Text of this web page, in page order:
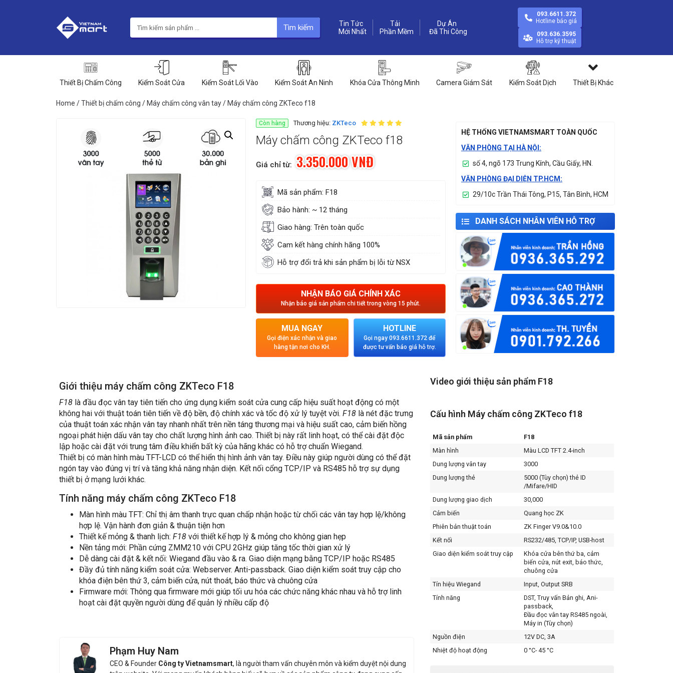
Tìm kiếm
Tin Tức
Phần Mềm
Dự Án
093.6611.372
Hotline báo giá
093.636.3595
Hỗ trợ kỹ thuật
Thiết Bị Chấm Công Kiểm Soát Cửa Kiểm Soát Lối Vào Kiểm Soát An Ninh Khóa Cửa Thông Minh Camera Giám Sát Kiểm Soát Dịch Thiết Bị Khác
Home /Thiết bị chấm công / Máy chấm công vân tay/ Máy chấm công ZKTeco f18
Còn hàng Thương hiệu: ZKTeco
Máy chấm công ZKTeco f18
3.350.000VNĐ
Mã sản phẩm: F18
Bảo hành: ~ 12 tháng
Giao hàng: Trên toàn quốc
Cam kết hàng chính hãng 100%
Hỗ trợ đổi trả khi sản phẩm bị lỗi từ NSX
NHẬN BÁO GIÁ CHÍNH XÁC
Nhận báo giá sản phẩm chi tiết trong vòng 15 phút.
MUA NGAY
Gọi điện xác nhận và giao
hàng tận nơi cho KH.
HOTLINE
Gọi ngay 093.6611.372 để
được tư vấn báo giá hỗ trợ.
HỆ THỐNG VIETNAMSMART TOÀN QUỐC
VĂN PHÒNG TẠI HÀ NỘI:
số 4, ngõ 173 Trung Kính, Cầu Giấy, HN.
VĂN PHÒNG ĐẠI DIỆN TP.HCM:
29/10c Trần Thái Tông, P15, Tân Bình, HCM
DANH SÁCH NHÂN VIÊN HỖ TRỢ
Giới thiệu máy chấm công ZKTeco F18
F18 là đầu đọc vân tay tiên tiến cho ứng dụng kiểm soát cửa cung cấp hiệu suất hoạt động có một
không hai với thuật toán tiên tiến về độ bền, độ chính xác và tốc độ xử lý tuyệt vời. F18 là nét đặc trưng
của thuật toán xác nhận vân tay nhanh nhất trên nền táng thương mại và hiệu suất cao, cảm biến hồng
ngoại phát hiện dấu vân tay cho chất lượng hình ảnh cao. Thiết bị này rất linh hoạt, có thể cài đặt độc
lập hoặc cài đặt với trung tâm điều khiển bất kỳ của hãng khác có hỗ trợ chuẩn Wiegand.
Thiết bị có màn hình màu TFT-LCD có thể hiển thị hình ảnh vân tay. Điều này giúp người dùng có thể đặt
ngón tay vào đúng vị trí và tăng khả năng nhận diện. Kết nối cổng TCP/IP và RS485 hỗ trợ sự dụng
thiết bị ở mạng lưới khác.
Tính năng máy chấm công ZKTeco F18
Màn hình màu TFT: Chỉ thị âm thanh trực quan chấp nhận hoặc từ chối các vân tay hợp lệ/không
hợp lệ. Vận hành đơn giản & thuận tiện hơn
Thiết kế mỏng & thanh lịch: F18 với thiết kế hợp lý & mỏng cho không gian hẹp
Nền tảng mới: Phần cứng ZMM210 với CPU 2GHz giúp tăng tốc thời gian xử lý
Dễ dàng cài đặt & kết nối: Wiegand đầu vào & ra. Giao diện mạng bằng TCP/IP hoặc RS485
Đầy đủ tính năng kiểm soát cửa: Webserver. Anti-passback. Giao diện kiểm soát truy cập cho
khóa điện bên thứ 3, cảm biến cửa, nút thoát, báo thức và chuông cửa
Firmware mới: Thông qua firmware mới giúp tối ưu hóa các chức năng khác nhau và hỗ trợ linh
hoạt cài đặt quyền người dùng để quản lý nhiều cấp độ
Phạm Huy Nam
CEO & Founder Công ty Vietnamsmart, là người tham vấn chuyên môn và kiểm duyệt nội dung
Video giới thiệu sản phẩm F18
Cấu hình Máy chấm công ZKTeco f18
Mã sản phẩm
F18
Màn hình
Màu LCD TFT 2.4-inch
Dung lượng vân tay
3000
Dung lượng thẻ
5000 (Tùy chọn) thẻ ID
/Mifare/HID
Dung lượng giao dịch
30,000
Cảm biến
Quang học ZK
Phiên bản thuật toán
ZK Finger V9.0&10.0
Kết nối
RS232/485, TCP/IP, USB-host
Giao diện kiểm soát truy cập
Khóa cửa bên thứ ba, cảm
biến cửa, nút exit, báo thức,
chuông cửa
Tín hiệu Wiegand
Input, Output SRB
Tính năng
DST, Truy vấn Bản ghi, Ani-
passback,
Đầu đọc vân tay RS485 ngoài,
Máy in (Tùy chọn)
Nguồn điện
12V DC, 3A
Nhiệt độ hoạt động
0 °C- 45 °C